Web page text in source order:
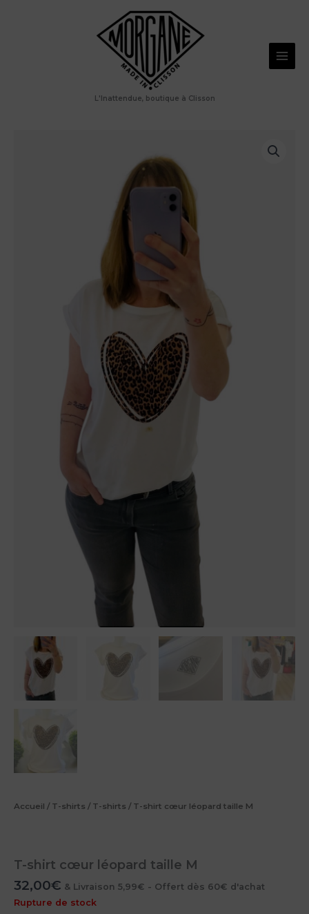
L'Inattendue, boutique à Clisson
Accueil / T-shirts / T-shirts / T-shirt cœur léopard taille M
T-shirt cœur léopard taille M
32,00€ & Livraison 5,99€ - Offert dès 60€ d'achat
Rupture de stock